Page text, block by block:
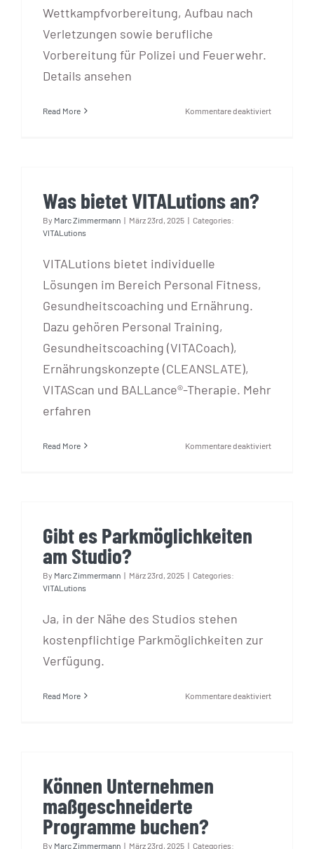
Wettkampfvorbereitung, Aufbau nach
Verletzungen sowie berufliche
Vorbereitung für Polizei und Feuerwehr.
Details ansehen
Read More Kommentare deaktiviertfür
Was bietet VITALutions an?
By Marc Zimmermann | März 23rd, 2025 | Categories:
VITALutions
VITALutions bietet individuelle
Lösungen im Bereich Personal Fitness,
Gesundheitscoaching und Ernährung.
Dazu gehören Personal Training,
Gesundheitscoaching (VITACoach),
Ernährungskonzepte (CLEANSLATE),
VITAScan und BALLance®-Therapie. Mehr
erfahren
Read More Kommentare deaktiviertfür
Gibt es Parkmöglichkeiten
am Studio?
By Marc Zimmermann | März 23rd, 2025 | Categories:
VITALutions
Ja, in der Nähe des Studios stehen
kostenpflichtige Parkmöglichkeiten zur
Verfügung.
Read More Kommentare deaktiviertfür
Können Unternehmen
maßgeschneiderte
Programme buchen?
By Marc Zimmermann | März 23rd, 2025 | Categories: